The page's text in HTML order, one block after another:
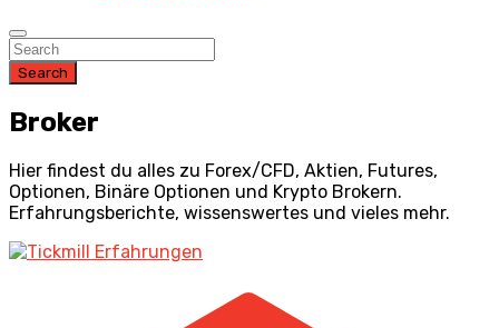
Search
Broker
Hier findest du alles zu Forex/CFD, Aktien, Futures,
Optionen, Binäre Optionen und Krypto Brokern.
Erfahrungsberichte, wissenswertes und vieles mehr.